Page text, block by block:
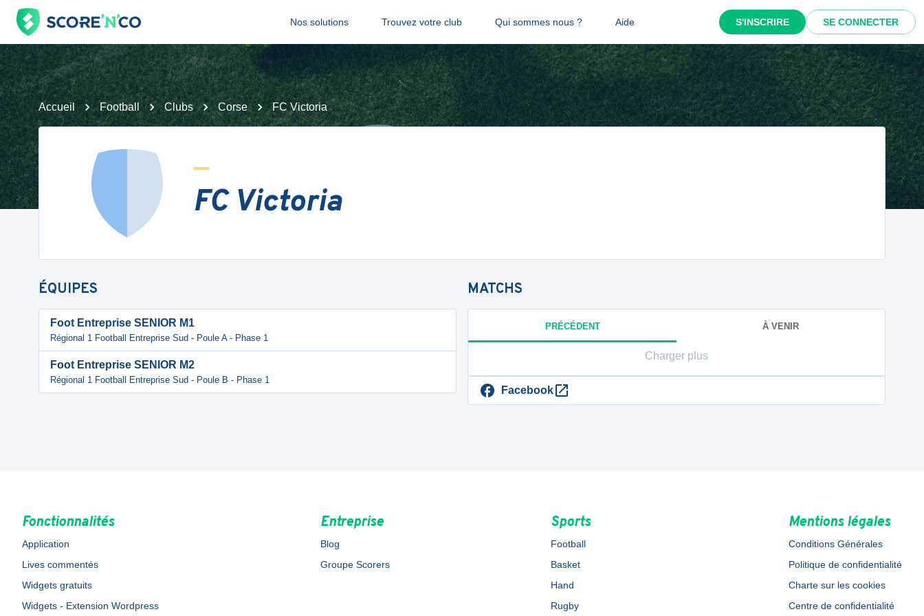
Nos solutions Trouvez votre club Qui sommes nous ? Aide S'INSCRIRE SE CONNECTER
Accueil Football Clubs Corse FC Victoria
FC Victoria
ÉQUIPES
Foot Entreprise SENIOR M1
Régional 1 Football Entreprise Sud - Poule A - Phase 1
Foot Entreprise SENIOR M2
Régional 1 Football Entreprise Sud - Poule B - Phase 1
MATCHS
PRÉCÉDENT À VENIR
Charger plus
Facebook
Fonctionnalités
Application
Lives commentés
Widgets gratuits
Widgets - Extension Wordpress
Entreprise
Blog
Groupe Scorers
Sports
Football
Basket
Hand
Rugby
Mentions légales
Conditions Générales
Politique de confidentialité
Charte sur les cookies
Centre de confidentialité